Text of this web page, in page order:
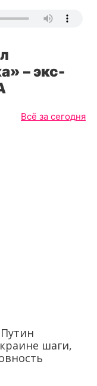
– экс-
Всё за сегодня
шаги,